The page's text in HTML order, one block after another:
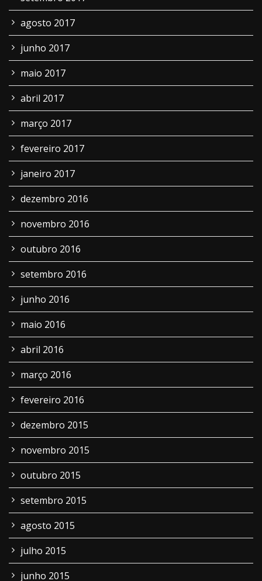
agosto 2017
junho 2017
maio 2017
abril 2017
março 2017
fevereiro 2017
janeiro 2017
dezembro 2016
novembro 2016
outubro 2016
setembro 2016
junho 2016
maio 2016
abril 2016
março 2016
fevereiro 2016
dezembro 2015
novembro 2015
outubro 2015
setembro 2015
agosto 2015
julho 2015
junho 2015